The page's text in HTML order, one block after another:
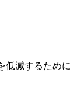
低減するため